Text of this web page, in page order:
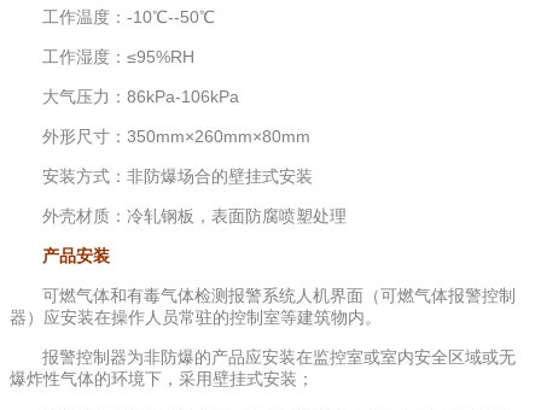
工作温度：-10℃--50℃
工作湿度：≤95%RH
大气压力：86kPa-106kPa
外形尺寸：350mm×260mm×80mm
安装方式：非防爆场合的壁挂式安装
外壳材质：冷轧钢板，表面防腐喷塑处理
产品安装
可燃气体和有毒气体检测报警系统人机界面（可燃气体报警控制
器）应安装在操作人员常驻的控制室等建筑物内。
报警控制器为非防爆的产品应安装在监控室或室内安全区域或无
爆炸性气体的环境下，采用壁挂式安装；